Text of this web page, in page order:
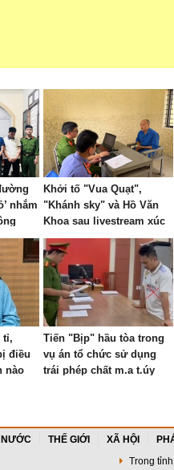
nhắm
Khởi tố "Vua Quạt",
"Khánh sky" và Hồ Văn
Khoa sau livestream xúc
phạm nhau
tỉ,
điều
nào
Tiến "Bịp" hầu tòa trong
vụ án tổ chức sử dụng
trái phép chất m.a t.úy
NƯỚC THẾ GIỚI XÃ HỘI
Trong tỉnh